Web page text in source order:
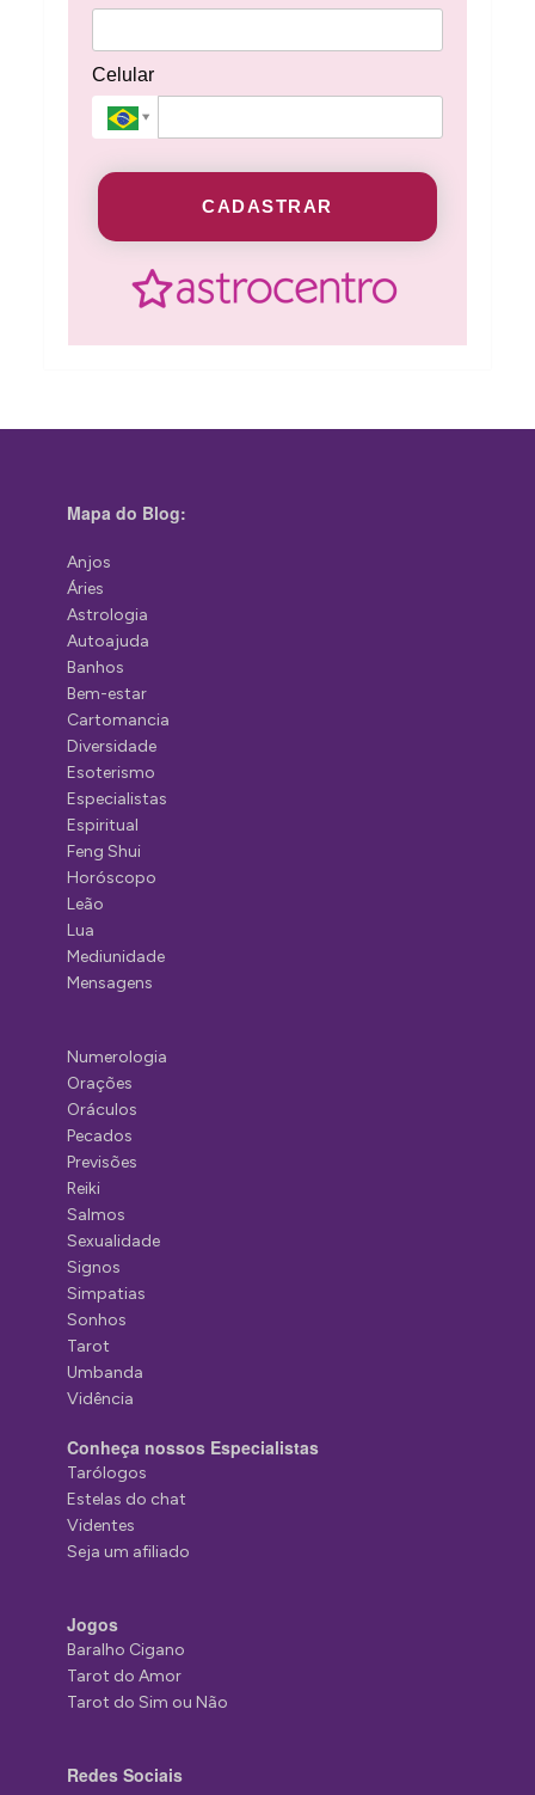
Celular
CADASTRAR
Mapa do Blog:
Anjos
Áries
Astrologia
Autoajuda
Banhos
Bem-estar
Cartomancia
Diversidade
Esoterismo
Especialistas
Espiritual
Feng Shui
Horóscopo
Leão
Lua
Mediunidade
Mensagens
Numerologia
Orações
Oráculos
Pecados
Previsões
Reiki
Salmos
Sexualidade
Signos
Simpatias
Sonhos
Tarot
Umbanda
Vidência
Conheça nossos Especialistas
Tarólogos
Estelas do chat
Videntes
Seja um afiliado
Jogos
Baralho Cigano
Tarot do Amor
Tarot do Sim ou Não
Redes Sociais